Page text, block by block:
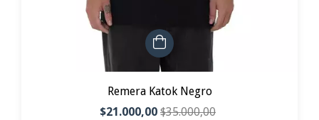
Remera Katok Negro
$21.000,00 $35.000,00